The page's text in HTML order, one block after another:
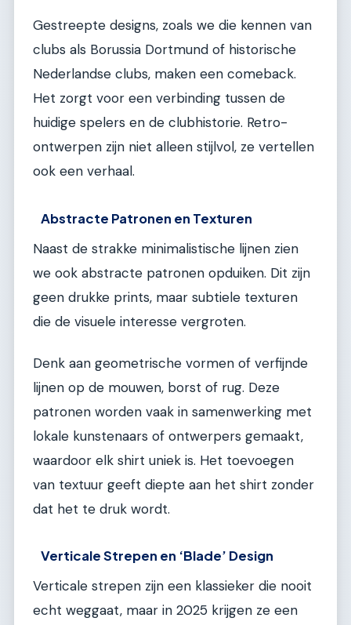
Gestreepte designs, zoals we die kennen van
clubs als Borussia Dortmund of historische
Nederlandse clubs, maken een comeback.
Het zorgt voor een verbinding tussen de
huidige spelers en de clubhistorie. Retro-
ontwerpen zijn niet alleen stijlvol, ze vertellen
ook een verhaal.
Abstracte Patronen en Texturen
Naast de strakke minimalistische lijnen zien
we ook abstracte patronen opduiken. Dit zijn
geen drukke prints, maar subtiele texturen
die de visuele interesse vergroten.
Denk aan geometrische vormen of verfijnde
lijnen op de mouwen, borst of rug. Deze
patronen worden vaak in samenwerking met
lokale kunstenaars of ontwerpers gemaakt,
waardoor elk shirt uniek is. Het toevoegen
van textuur geeft diepte aan het shirt zonder
dat het te druk wordt.
Verticale Strepen en ‘Blade’ Design
Verticale strepen zijn een klassieker die nooit
echt weggaat, maar in 2025 krijgen ze een